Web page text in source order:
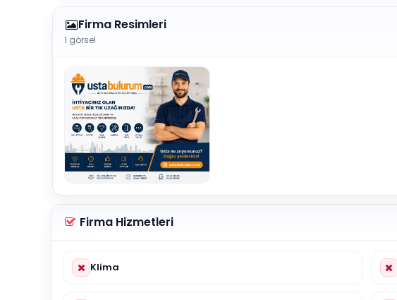
Firma Resimleri
1 görsel
Firma Hizmetleri
Klima